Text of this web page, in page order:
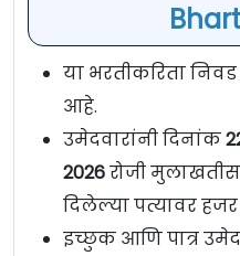
या भरतीकरिता निवड
आहे.
उमेदवारांनी दिनांक
2026रोजी
दिलेल्या पत्यावर हजर
इच्छुक आणि पात्र